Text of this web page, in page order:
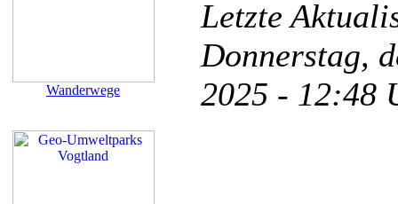
Wanderwege
Letzte
Donnerstag,
2025 -